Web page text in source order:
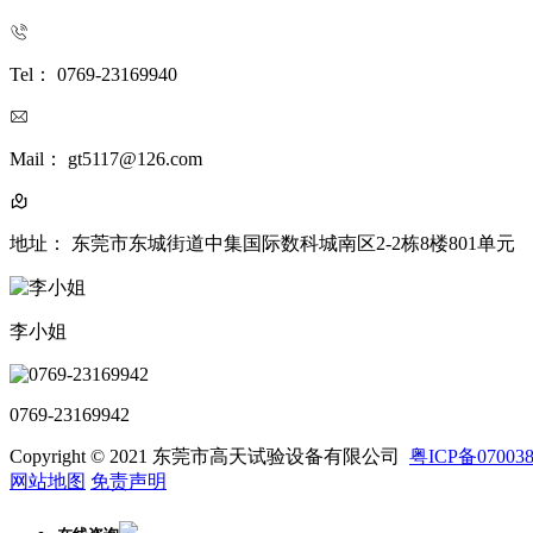
Tel： 0769-23169940
Mail： gt5117@126.com
地址： 东莞市东城街道中集国际数科城南区2-2栋8楼801单元
李小姐
0769-23169942
Copyright © 2021 东莞市高天试验设备有限公司 粤ICP备
网站地图 免责声明